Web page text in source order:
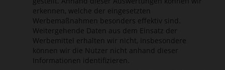
erkennen, welche der eingesetzten
Werbemaßnahmen besonders effektiv sind.
Weitergehende Daten aus dem Einsatz der
Werbemittel erhalten wir nicht, insbesondere
können wir die Nutzer nicht anhand dieser
Informationen identifizieren.